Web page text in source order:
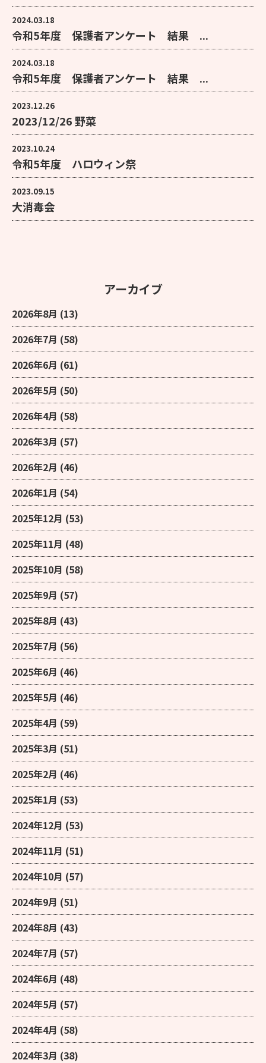
2024.03.18
令和5年度 保護者アンケート 結果 ...
2024.03.18
令和5年度 保護者アンケート 結果 ...
2023.12.26
2023/12/26 野菜
2023.10.24
令和5年度 ハロウィン祭
2023.09.15
大消毒会
アーカイブ
2026年8月 (13)
2026年7月 (58)
2026年6月 (61)
2026年5月 (50)
2026年4月 (58)
2026年3月 (57)
2026年2月 (46)
2026年1月 (54)
2025年12月 (53)
2025年11月 (48)
2025年10月 (58)
2025年9月 (57)
2025年8月 (43)
2025年7月 (56)
2025年6月 (46)
2025年5月 (46)
2025年4月 (59)
2025年3月 (51)
2025年2月 (46)
2025年1月 (53)
2024年12月 (53)
2024年11月 (51)
2024年10月 (57)
2024年9月 (51)
2024年8月 (43)
2024年7月 (57)
2024年6月 (48)
2024年5月 (57)
2024年4月 (58)
2024年3月 (38)